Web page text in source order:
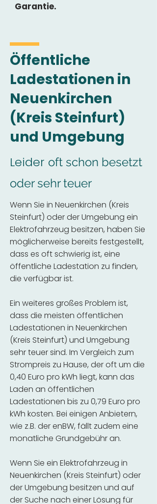
Garantie.
Öffentliche
Ladestationen in
Neuenkirchen
(Kreis Steinfurt)
und Umgebung
Leider oft schon besetzt
oder sehr teuer
Wenn Sie in Neuenkirchen (Kreis
Steinfurt) oder der Umgebung ein
Elektrofahrzeug besitzen, haben Sie
möglicherweise bereits festgestellt,
dass es oft schwierig ist, eine
öffentliche Ladestation zu finden,
die verfügbar ist.
Ein weiteres großes Problem ist,
dass die meisten öffentlichen
Ladestationen in Neuenkirchen
(Kreis Steinfurt) und Umgebung
sehr teuer sind. Im Vergleich zum
Strompreis zu Hause, der oft um die
0,40 Euro pro kWh liegt, kann das
Laden an öffentlichen
Ladestationen bis zu 0,79 Euro pro
kWh kosten. Bei einigen Anbietern,
wie z.B. der enBW, fällt zudem eine
monatliche Grundgebühr an.
Wenn Sie ein Elektrofahrzeug in
Neuenkirchen (Kreis Steinfurt) oder
der Umgebung besitzen und auf
der Suche nach einer Lösung für